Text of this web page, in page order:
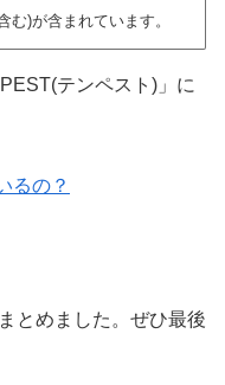
)が含まれています。
テンペスト)」に
るの？
とめました。ぜひ最後